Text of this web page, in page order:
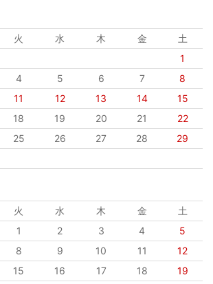
火 水 木 金
土
1
4 5 6 7
8
11 12 13 14
15
18 19 20 21
22
25 26 27 28
29
火 水 木 金
土
1
2 3 4
5
8 9 10 11
12
15 16 17 18
19